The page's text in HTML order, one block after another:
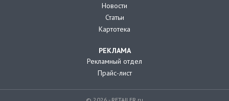
Новости
Статьи
Картотека
РЕКЛАМА
Рекламный отдел
Прайс-лист